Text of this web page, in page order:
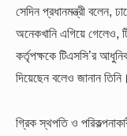
সেদিন প্রধানমন্ত্রী বলেন,
অনেকখানি এগিয়ে গেলেও,
কর্তৃপক্ষকে টিএসসি’র
দিয়েছেন বলেও জানান তিনি।
গ্রিক স্থপতি ও